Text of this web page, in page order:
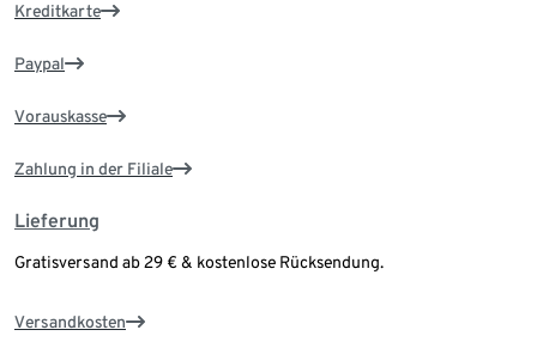
Kreditkarte
Paypal
Vorauskasse
Zahlung in der Filiale
Lieferung
Gratisversand ab 29 € & kostenlose Rücksendung.
Versandkosten